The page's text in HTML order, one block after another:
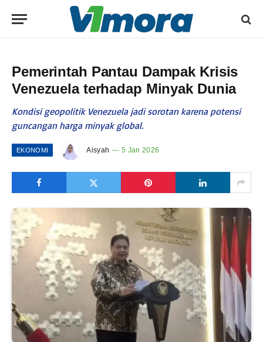
Pemerintah Pantau Dampak Krisis
Venezuela terhadap Minyak Dunia
Kondisi geopolitik Venezuela jadi sorotan karena potensi
guncangan harga minyak global.
EKONOMI Aisyah 5 Jan 2026